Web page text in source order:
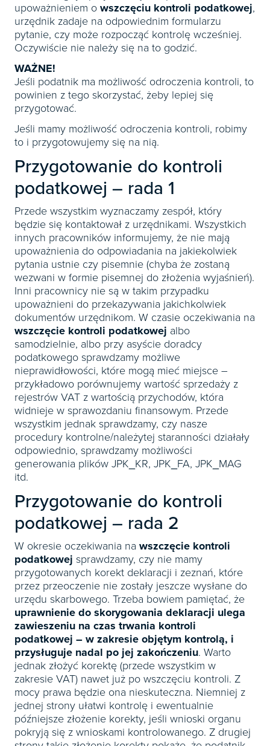
upoważnieniem o wszczęciu kontroli podatkowej,
urzędnik zadaje na odpowiednim formularzu
pytanie, czy może rozpocząć kontrolę wcześniej.
Oczywiście nie należy się na to godzić.
WAŻNE!
Jeśli podatnik ma możliwość odroczenia kontroli, to
powinien z tego skorzystać, żeby lepiej się
przygotować.
Jeśli mamy możliwość odroczenia kontroli, robimy
to i przygotowujemy się na nią.
Przygotowanie do kontroli
podatkowej – rada 1
Przede wszystkim wyznaczamy zespół, który
będzie się kontaktował z urzędnikami. Wszystkich
innych pracowników informujemy, że nie mają
upoważnienia do odpowiadania na jakiekolwiek
pytania ustnie czy pisemnie (chyba że zostaną
wezwani w formie pisemnej do złożenia wyjaśnień).
Inni pracownicy nie są w takim przypadku
upoważnieni do przekazywania jakichkolwiek
dokumentów urzędnikom. W czasie oczekiwania na
wszczęcie kontroli podatkowej albo
samodzielnie, albo przy asyście doradcy
podatkowego sprawdzamy możliwe
nieprawidłowości, które mogą mieć miejsce –
przykładowo porównujemy wartość sprzedaży z
rejestrów VAT z wartością przychodów, która
widnieje w sprawozdaniu finansowym. Przede
wszystkim jednak sprawdzamy, czy nasze
procedury kontrolne/należytej staranności działały
odpowiednio, sprawdzamy możliwości
generowania plików JPK_KR, JPK_FA, JPK_MAG
itd.
Przygotowanie do kontroli
podatkowej – rada 2
W okresie oczekiwania na wszczęcie kontroli
podatkowej sprawdzamy, czy nie mamy
przygotowanych korekt deklaracji i zeznań, które
przez przeoczenie nie zostały jeszcze wysłane do
urzędu skarbowego. Trzeba bowiem pamiętać, że
uprawnienie do skorygowania deklaracji ulega
zawieszeniu na czas trwania kontroli
podatkowej – w zakresie objętym kontrolą, i
przysługuje nadal po jej zakończeniu. Warto
jednak złożyć korektę (przede wszystkim w
zakresie VAT) nawet już po wszczęciu kontroli. Z
mocy prawa będzie ona nieskuteczna. Niemniej z
jednej strony ułatwi kontrolę i ewentualnie
późniejsze złożenie korekty, jeśli wnioski organu
pokryją się z wnioskami kontrolowanego. Z drugiej